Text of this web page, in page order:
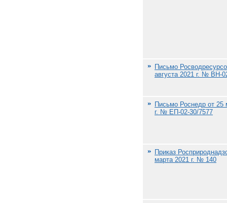
Письмо
августа 2021 г. № ВН-
Письмо Роснедр от 25
г. № ЕП-02-30/7577
Приказ
марта 2021 г. № 140